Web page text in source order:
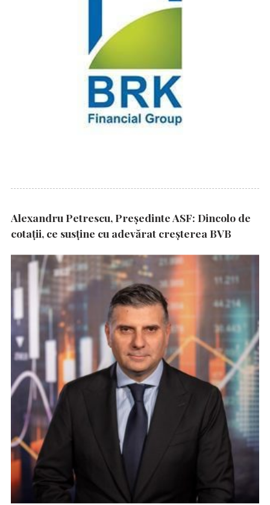
Alexandru Petrescu, Președinte ASF: Dincolo de
cotații, ce susține cu adevărat creșterea BVB